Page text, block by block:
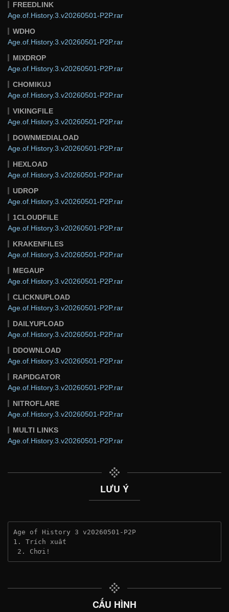
FREEDLINK
Age.of.History.3.v20260501-P2P.rar
WDHO
Age.of.History.3.v20260501-P2P.rar
MIXDROP
Age.of.History.3.v20260501-P2P.rar
CHOMIKUJ
Age.of.History.3.v20260501-P2P.rar
VIKINGFILE
Age.of.History.3.v20260501-P2P.rar
DOWNMEDIALOAD
Age.of.History.3.v20260501-P2P.rar
HEXLOAD
Age.of.History.3.v20260501-P2P.rar
UDROP
Age.of.History.3.v20260501-P2P.rar
1CLOUDFILE
Age.of.History.3.v20260501-P2P.rar
KRAKENFILES
Age.of.History.3.v20260501-P2P.rar
MEGAUP
Age.of.History.3.v20260501-P2P.rar
CLICKNUPLOAD
Age.of.History.3.v20260501-P2P.rar
DAILYUPLOAD
Age.of.History.3.v20260501-P2P.rar
DDOWNLOAD
Age.of.History.3.v20260501-P2P.rar
RAPIDGATOR
Age.of.History.3.v20260501-P2P.rar
NITROFLARE
Age.of.History.3.v20260501-P2P.rar
MULTI LINKS
Age.of.History.3.v20260501-P2P.rar
LƯU Ý
Age of History 3 v20260501-P2P
1. Trích xuất
2. Chơi!
CẤU HÌNH